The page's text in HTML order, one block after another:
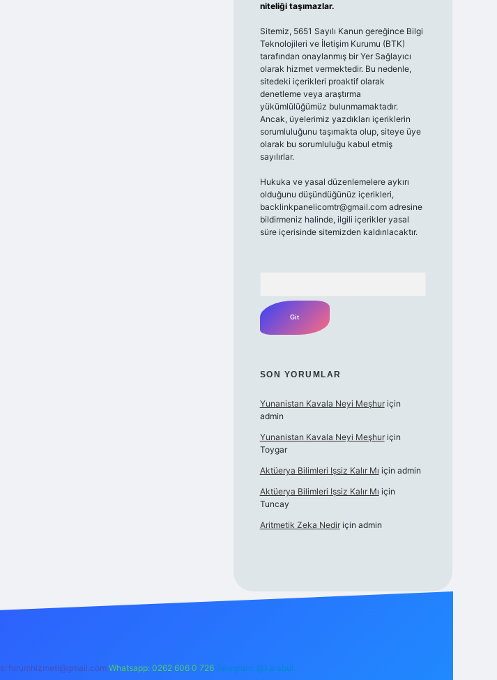
niteliği taşımazlar.
Sitemiz, 5651 Sayılı Kanun gereğince Bilgi
Teknolojileri ve İletişim Kurumu (BTK)
tarafından onaylanmış bir Yer Sağlayıcı
olarak hizmet vermektedir. Bu nedenle,
sitedeki içerikleri proaktif olarak
denetleme veya araştırma
yükümlülüğümüz bulunmamaktadır.
Ancak, üyelerimiz yazdıkları içeriklerin
sorumluluğunu taşımakta olup, siteye üye
olarak bu sorumluluğu kabul etmiş
sayılırlar.
Hukuka ve yasal düzenlemelere aykırı
olduğunu düşündüğünüz içerikleri,
backlinkpanelicomtr@gmail.comadresine
bildirmeniz halinde, ilgili içerikler yasal
süre içerisinde sitemizden kaldırılacaktır.
SON YORUMLAR
Yunanistan Kavala Neyi Meşhuriçin
admin
Yunanistan Kavala Neyi Meşhuriçin
Toygar
Aktüerya Bilimleri Işsiz Kalır Mı için admin
Aktüerya Bilimleri Işsiz Kalır Mı için
Tuncay
Aritmetik Zeka Nediriçin admin
forumhizmeti@gmail.com Whatsapp: 0262 606 0 726 Telegram: @karabul